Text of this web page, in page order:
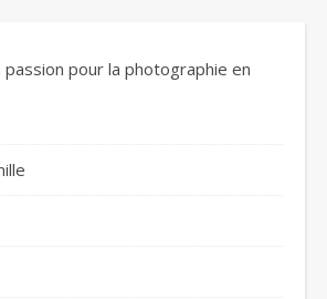
pour la photographie en